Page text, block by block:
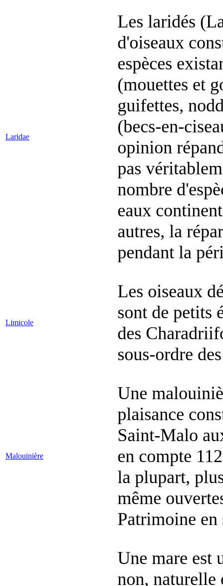
Laridae
Les laridés
d'oiseaux
espèces
(mouettes et
guifettes,
(becs-en-
opinion
pas
nombre
eaux
autres, la
pendant la
Limicole
Les oiseaux
sont de petits
des
sous-ordre
Malouinière
Une
plaisance
Saint-Malo
en compte
la plupart,
même
Patrimoine en
Une mare est
non, naturelle